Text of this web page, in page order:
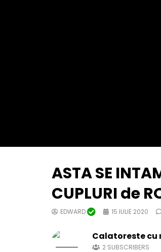
ASTA SE
CUPLURI de
EDWARD 15 IULIE 2020
Calatoreste cu
2 SUBSCRIBERS